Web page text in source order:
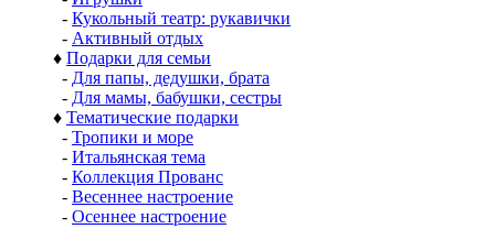
- Кукольный театр: рукавички
- Активный отдых
♦ Подарки для семьи
- Для папы, дедушки, брата
- Для мамы, бабушки, сестры
♦ Тематические подарки
- Тропики и море
- Итальянская тема
- Коллекция Прованс
- Весеннее настроение
- Осеннее настроение